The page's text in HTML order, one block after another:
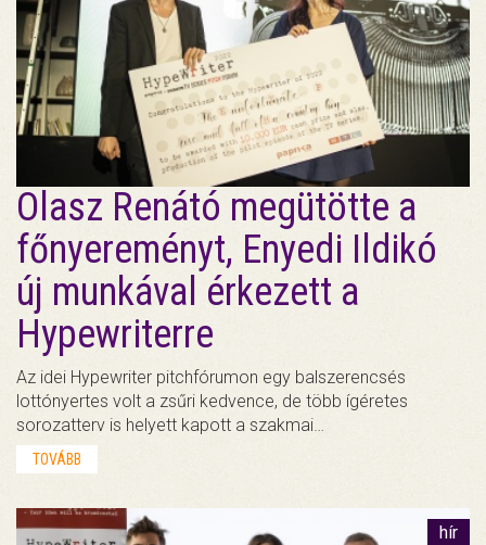
Olasz Renátó megütötte a
főnyereményt, Enyedi Ildikó
új munkával érkezett a
Hypewriterre
Az idei Hypewriter pitchfórumon egy balszerencsés
lottónyertes volt a zsűri kedvence, de több ígéretes
sorozatterv is helyett kapott a szakmai…
TOVÁBB
hír